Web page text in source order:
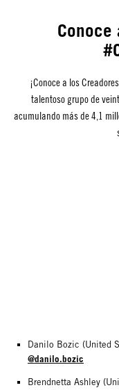
Conoce
¡Conoce a los
talentoso grupo de
acumulando más de 4,1
Danilo Bozic (United
@danilo.bozic
Brendnetta Ashley